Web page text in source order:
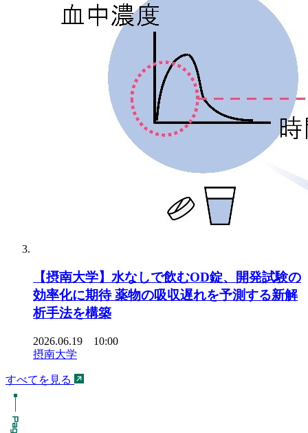
【摂南大学】水なしで飲むOD錠、開発試験の
効率化に期待 薬物の吸収遅れを予測する新解
析手法を構築
2026.06.19 10:00
摂南大学
すべてを見る